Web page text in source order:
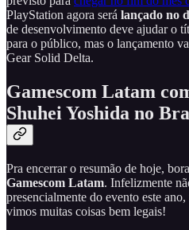
PlayStation agora será lançado no
de desenvolvimento deve ajudar o
para o público, mas o lançamento
Gear Solid Delta.
Gamescom Latam
Shuhei Yoshida no
Pra encerrar o resumão de hoje,
Gamescom Latam. Infelizmente
presencialmente do evento este
vimos muitas coisas bem legais!